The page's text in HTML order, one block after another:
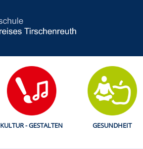
KULTUR - GESTALTEN GESUNDHEIT